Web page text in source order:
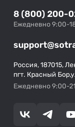
8 (800) 200-
Ежедневно 9:00-
Россия, 187015,
пгт. Красный
Ежедневно 9:00-